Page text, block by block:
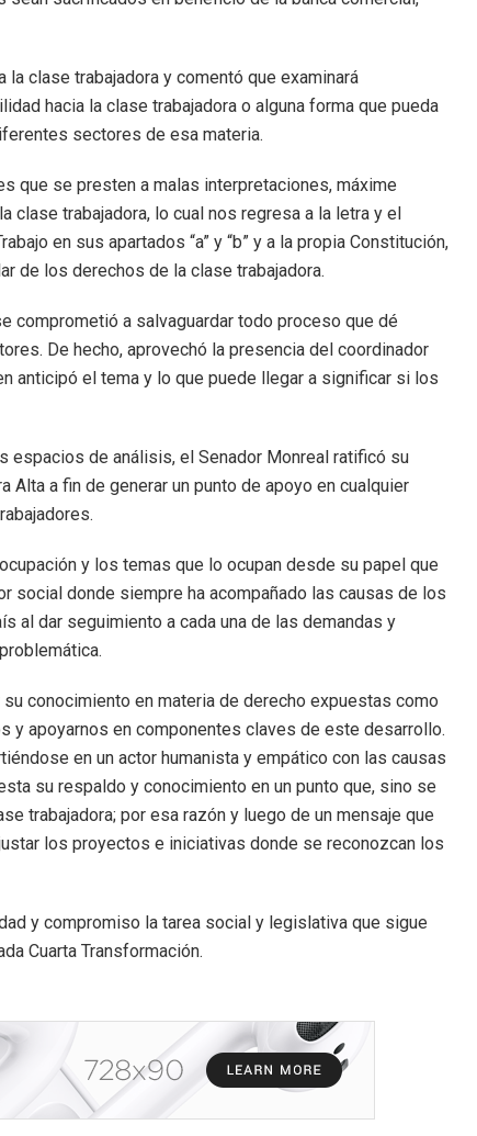
clase trabajadora y comentó que examinará
hacia la clase trabajadora o alguna forma que pueda
sectores de esa materia.
que se presten a malas interpretaciones, máxime
trabajadora, lo cual nos regresa a la letra y el
en sus apartados “a” y “b” y a la propia Constitución,
de los derechos de la clase trabajadora.
comprometió a salvaguardar todo proceso que dé
De hecho, aprovechó la presencia del coordinador
anticipó el tema y lo que puede llegar a significar si los
espacios de análisis, el Senador Monreal ratificó su
Alta a fin de generar un punto de apoyo en cualquier
y los temas que lo ocupan desde su papel que
social donde siempre ha acompañado las causas de los
al dar seguimiento a cada una de las demandas y
conocimiento en materia de derecho expuestas como
y apoyarnos en componentes claves de este desarrollo.
en un actor humanista y empático con las causas
su respaldo y conocimiento en un punto que, sino se
trabajadora; por esa razón y luego de un mensaje que
los proyectos e iniciativas donde se reconozcan los
y compromiso la tarea social y legislativa que sigue
Cuarta Transformación.